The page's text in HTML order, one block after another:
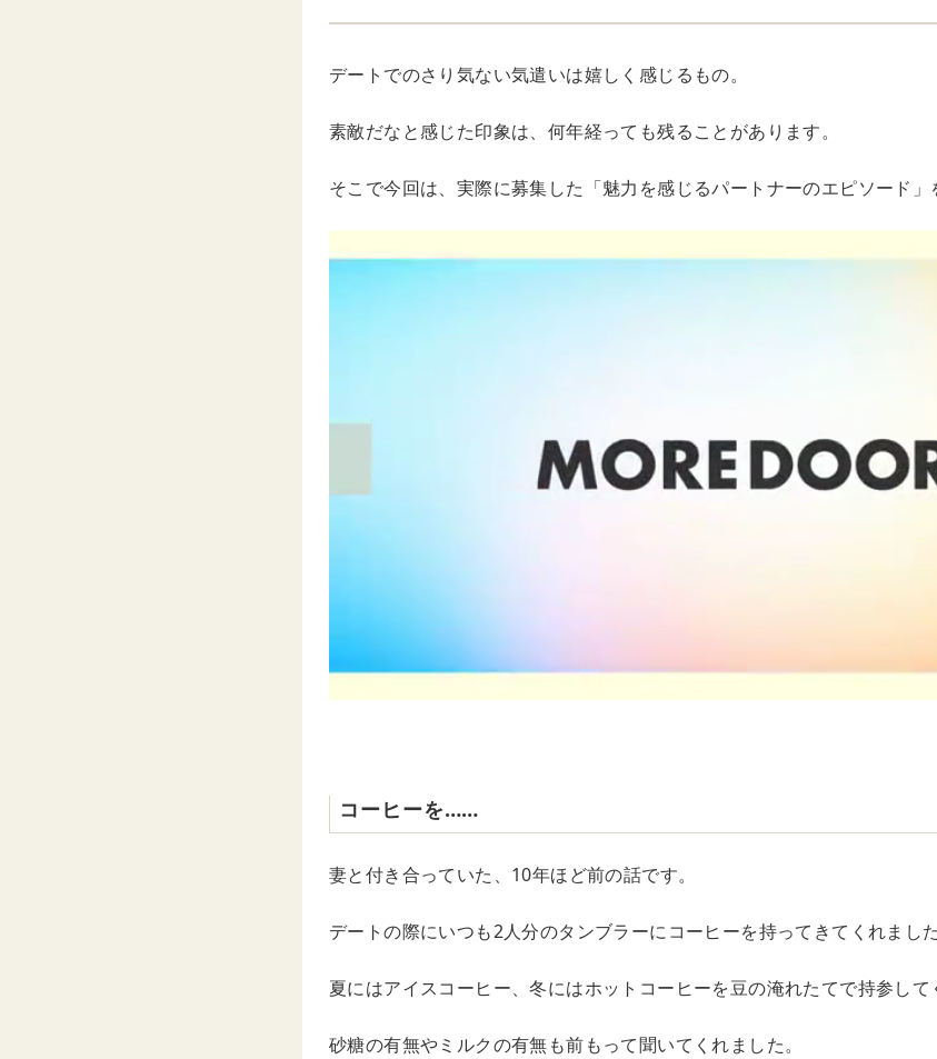
デートでのさり気ない気遣いは嬉しく感じるもの。
素敵だなと感じた印象は、何年経っても残ることがあります。
そこで今回は、実際に募集した「魅力を感じるパートナーのエピソード」
コーヒーを……
妻と付き合っていた、10年ほど前の話です。
デートの際にいつも2人分のタンブラーにコーヒーを持ってきてくれました
夏にはアイスコーヒー、冬にはホットコーヒーを豆の淹れたてで持参して
砂糖の有無やミルクの有無も前もって聞いてくれました。